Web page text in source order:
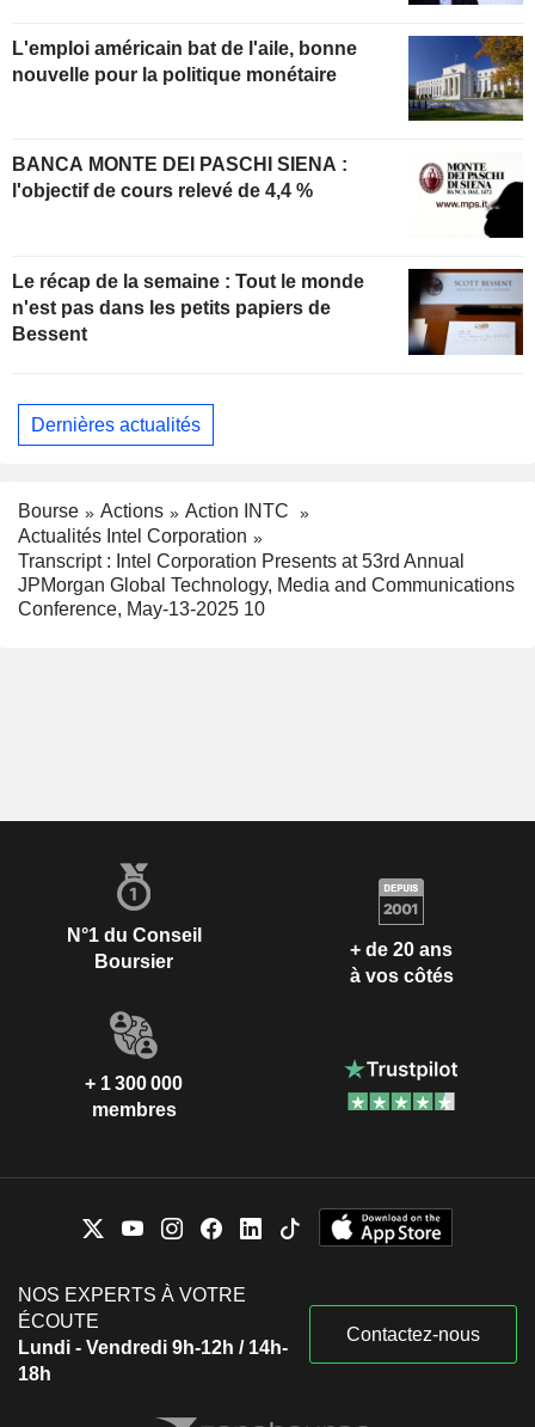
L'emploi américain bat de l'aile, bonne
nouvelle pour la politique monétaire
BANCA MONTE DEI PASCHI SIENA :
l'objectif de cours relevé de 4,4 %
Le récap de la semaine : Tout le monde
n'est pas dans les petits papiers de
Bessent
Dernières actualités
Bourse Actions
Action INTC
Actualités Intel Corporation
Transcript : Intel Corporation Presents at 53rd Annual
JPMorgan Global Technology, Media and Communications
Conference, May-13-2025 10
N°1 du Conseil
Boursier
+ de 20 ans
à vos côtés
+ 1 300 000
membres
NOS EXPERTS À VOTRE
ÉCOUTE
Lundi - Vendredi 9h-12h / 14h-
18h
Contactez-nous